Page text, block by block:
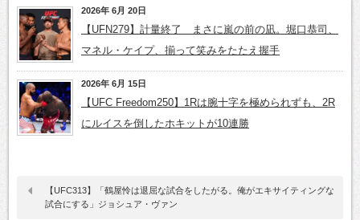
2026年 6月 20日
【UFN279】計量終了 まさに嵐の前の凪。堀口恭司、
マネル・ケイプ、揃って笑みをたたえ握手
2026年 6月 15日
【UFC Freedom250】1Rは腕十字を極められずも、2R
にルイスを倒したホキットが10連勝
【UFC313】「鶴屋怜は退屈な試合をしたがる。俺がエキサイティングな
試合にする」ジョシュア・ヴァン